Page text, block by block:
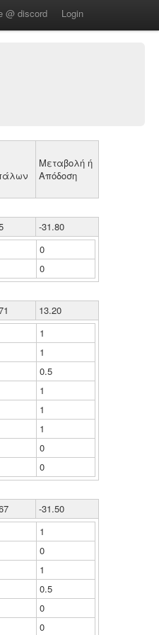
@ discord Login
Μεταβολή ή
Απόδοση
-31.80
0
0
13.20
1
1
0.5
1
1
1
0
0
-31.50
1
0
1
0.5
0
0